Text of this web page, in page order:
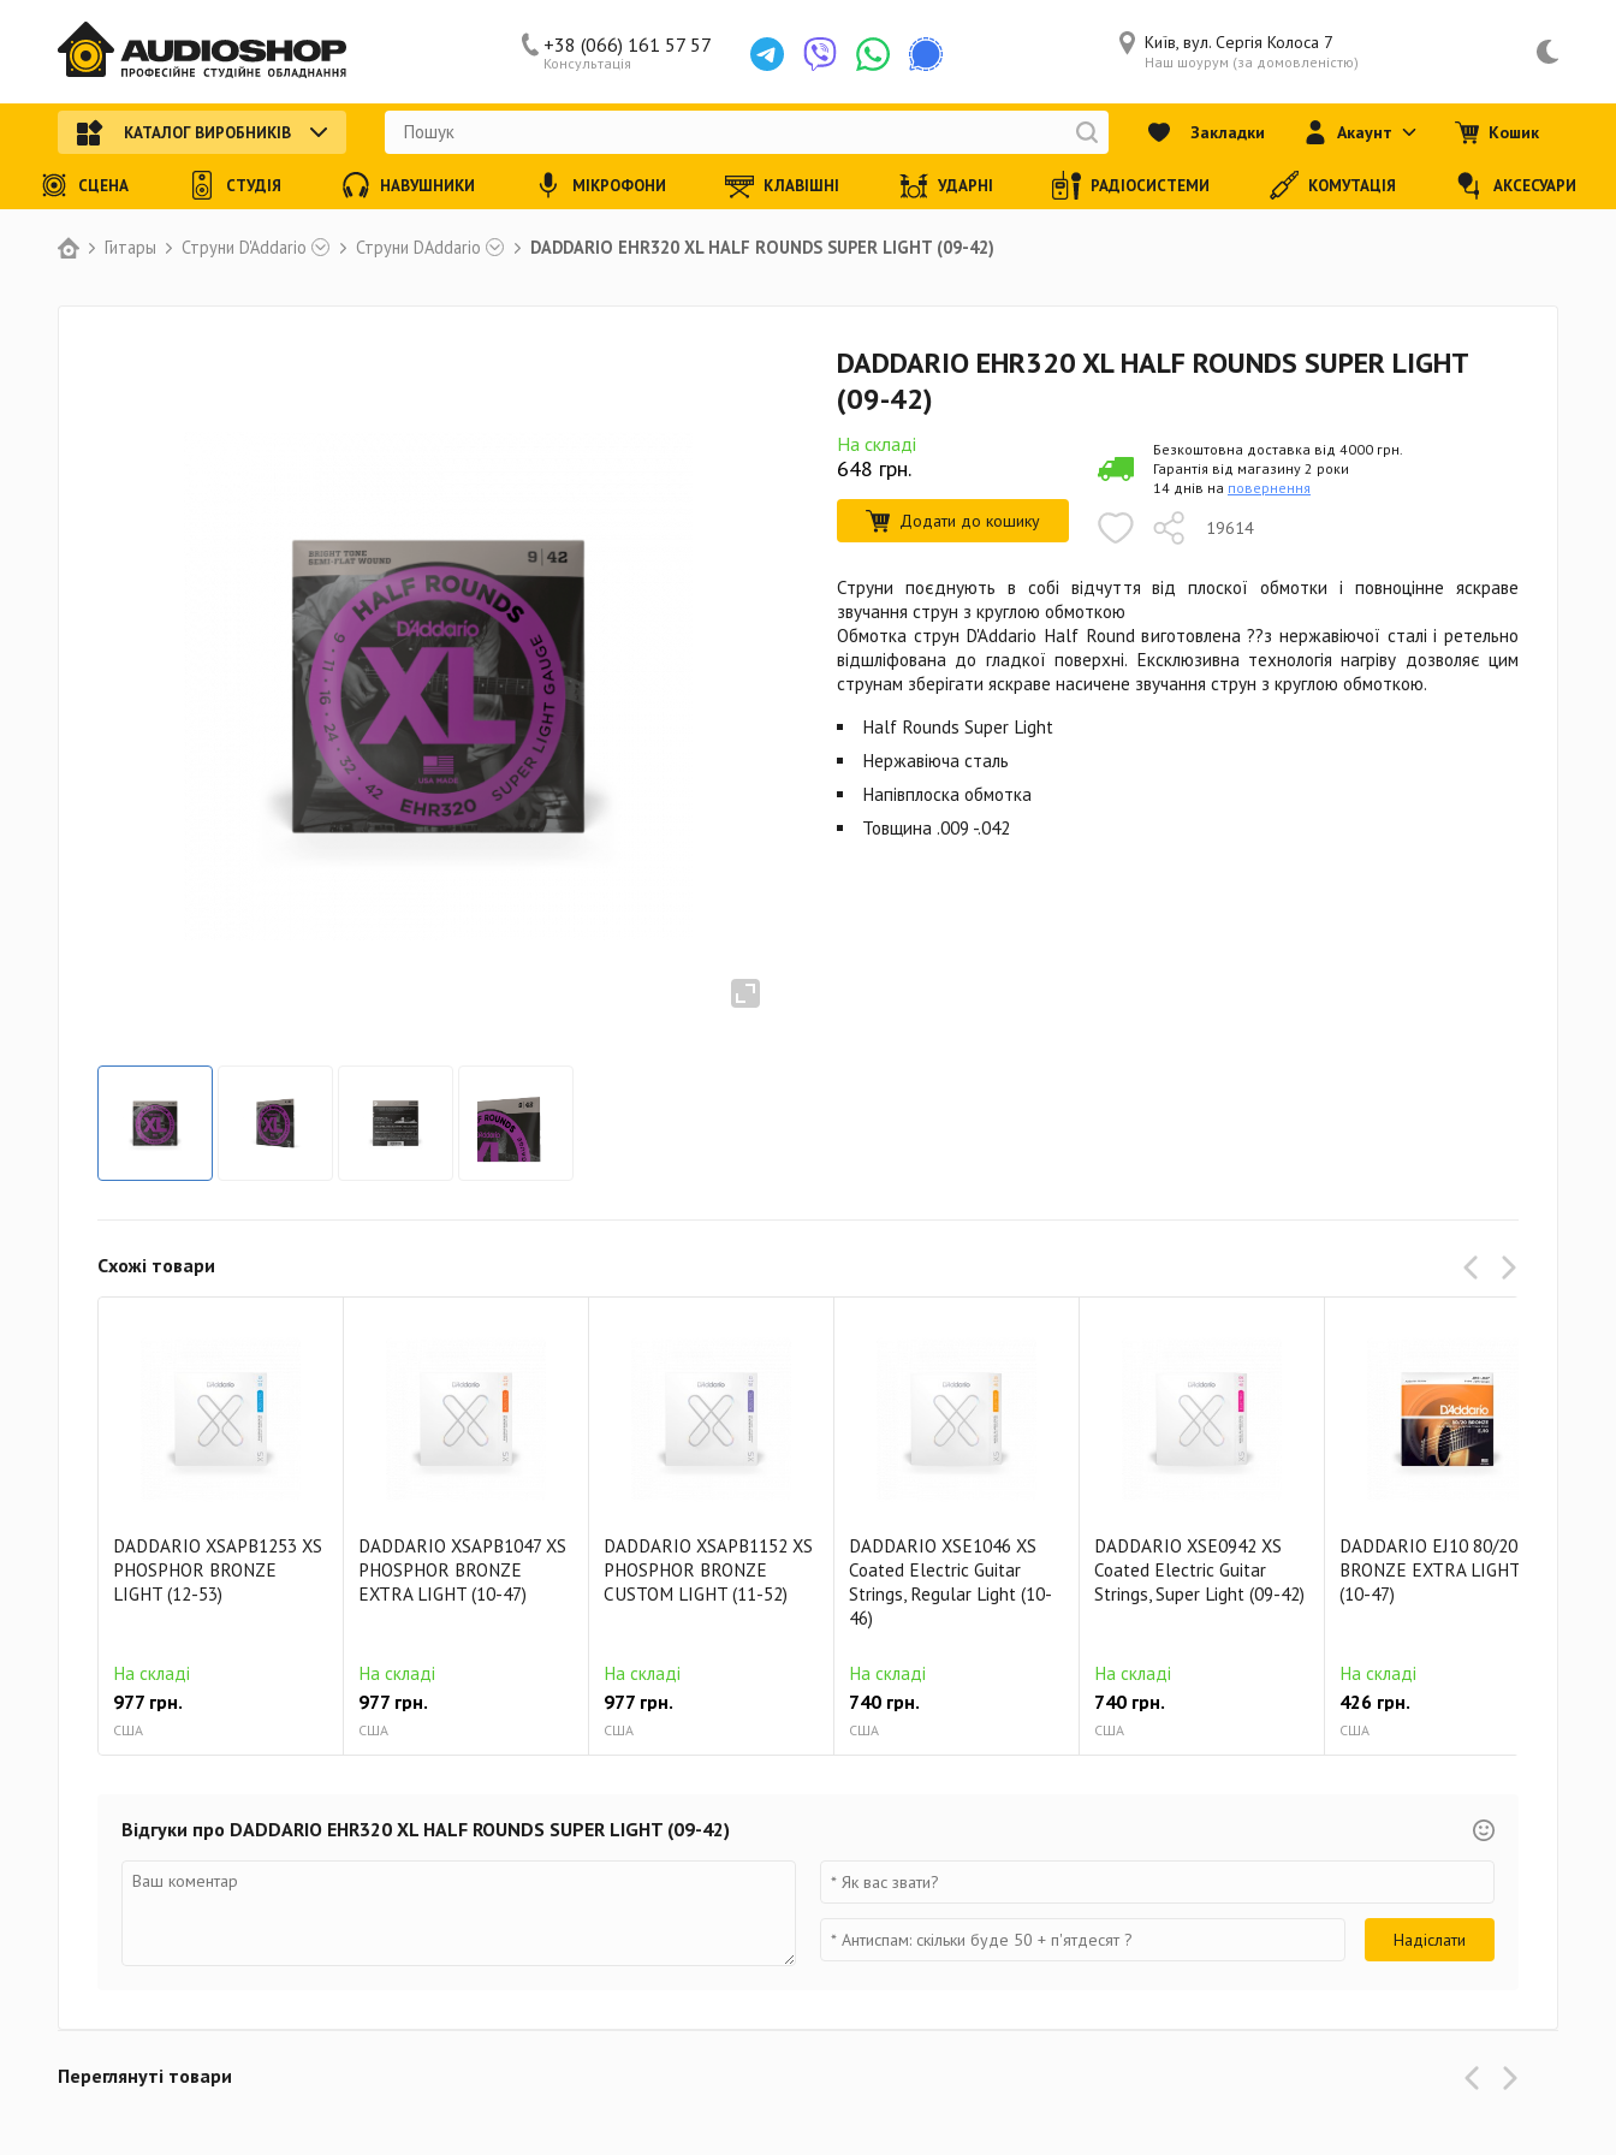
Гитары Струни D'Addario Струни DAddario DADDARIO EHR320 XL HALF ROUNDS SUPER LIGHT (09-42)
DADDARIO EHR320 XL HALF ROUNDS SUPER LIGHT
(09-42)
На складі
648 грн.
Додати до кошику 19614
Безкоштовна доставка від 4000 грн.
Гарантія від магазину 2 роки
14 днів на повернення
Струни поєднують в собі відчуття від плоскої обмотки і повноцінне яскраве
звучання струн з круглою обмоткою
Обмотка струн D'Addario Half Round виготовлена ??з нержавіючої сталі і ретельно
відшліфована до гладкої поверхні. Ексклюзивна технологія нагріву дозволяє цим
струнам зберігати яскраве насичене звучання струн з круглою обмоткою.
Half Rounds Super Light
Нержавіюча сталь
Напівплоска обмотка
Товщина .009 -.042
Схожі товари
DADDARIO XSAPB1253 XS
PHOSPHOR BRONZE
LIGHT (12-53)
На складі
977 грн.
США
DADDARIO XSAPB1047 XS
PHOSPHOR BRONZE
EXTRA LIGHT (10-47)
На складі
977 грн.
США
DADDARIO XSAPB1152 XS
PHOSPHOR BRONZE
CUSTOM LIGHT (11-52)
На складі
977 грн.
США
DADDARIO XSE1046 XS
Coated Electric Guitar
Strings, Regular Light (10-
46)
На складі
740 грн.
США
DADDARIO XSE0942 XS
Coated Electric Guitar
Strings, Super Light (09-42)
На складі
740 грн.
США
DADDARIO EJ10 80/20
BRONZE EXTRA LIGHT
(10-47)
На складі
426 грн.
США
Відгуки про DADDARIO EHR320 XL HALF ROUNDS SUPER LIGHT (09-42)
Переглянуті товари
Консультація
+38 (066) 161 57 57 Київ, вул. Сергія Колоса 7
Наш шоурум (за домовленістю)
КАТАЛОГ ВИРОБНИКІВ Закладки Акаунт Кошик
СЦЕНА СТУДІЯ НАВУШНИКИ МІКРОФОНИ КЛАВІШНІ УДАРНІ РАДІОСИСТЕМИ КОМУТАЦІЯ АКСЕСУАРИ